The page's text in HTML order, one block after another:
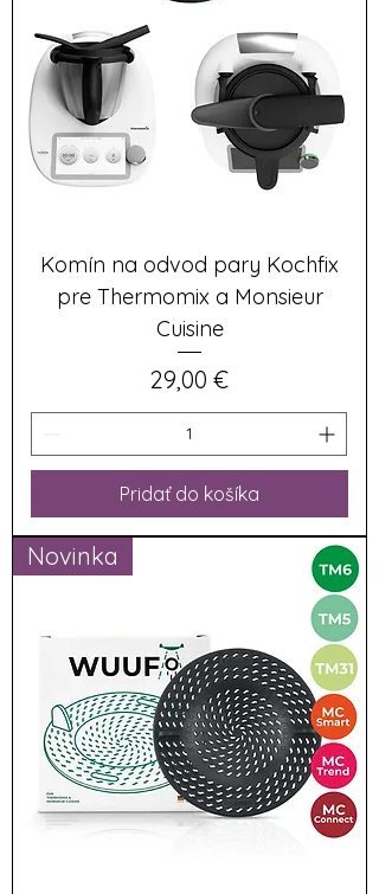
Komín na odvod pary Kochfix
pre Thermomix a Monsieur
Cuisine
Cena
29,00 €
Pridať do košíka
Novinka